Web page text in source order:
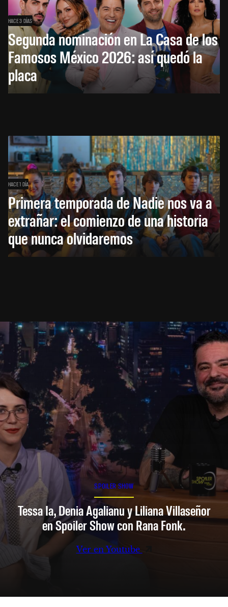
HACE 3 DÍAS
Segunda nominación en La Casa de los
Famosos México 2026: así quedó la
placa
HACE 1 DÍA
Primera temporada de Nadie nos va a
extrañar: el comienzo de una historia
que nunca olvidaremos
SPOILER SHOW
Tessa Ia, Denia Agalianu y Liliana Villaseñor
en Spoiler Show con Rana Fonk.
Ver en Youtube